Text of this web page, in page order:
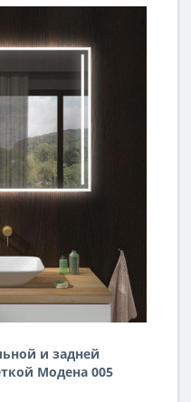
и задней
Модена 005